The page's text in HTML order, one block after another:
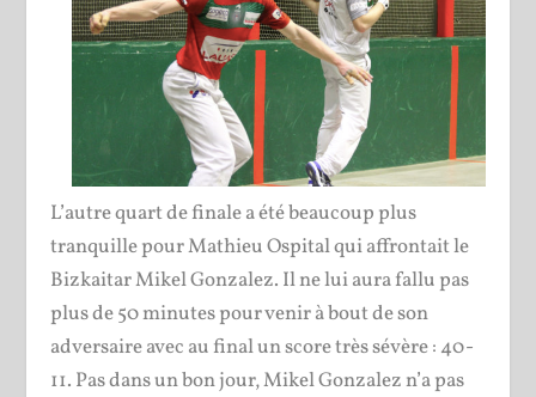
L’autre quart de finale a été beaucoup plus
tranquille pour Mathieu Ospital qui affrontait le
Bizkaitar Mikel Gonzalez. Il ne lui aura fallu pas
plus de 50 minutes pour venir à bout de son
adversaire avec au final un score très sévère : 40-
11. Pas dans un bon jour, Mikel Gonzalez n’a pas